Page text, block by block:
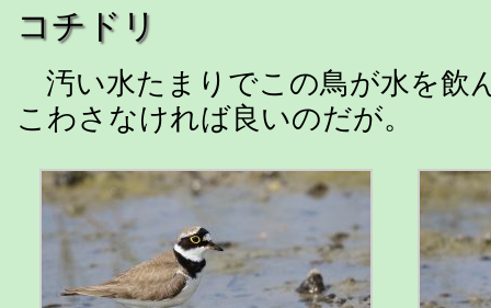
コチドリ
汚い水たまりでこの鳥が水を
こわさなければ良いのだが。